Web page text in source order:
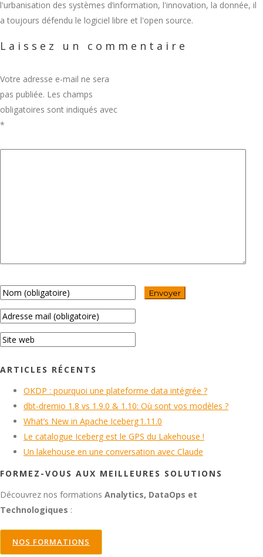
l'urbanisation des systèmes d’information, l'innovation, la donnée, il
a toujours défendu le logiciel libre et l'open source.
Laissez un commentaire
Votre adresse e-mail ne sera
pas publiée. Les champs
obligatoires sont indiqués avec
*
ARTICLES RÉCENTS
OKDP : pourquoi une plateforme data intégrée ?
dbt-dremio 1.8 vs 1.9.0 & 1.10: Où sont vos modèles ?
What’s New in Apache Iceberg 1.11.0
Le catalogue Iceberg est le GPS du Lakehouse !
Un lakehouse en une conversation avec Claude
FORMEZ-VOUS AUX MEILLEURES SOLUTIONS
Découvrez nos formations Analytics, DataOps et
Technologiques :
NOS FORMATIONS